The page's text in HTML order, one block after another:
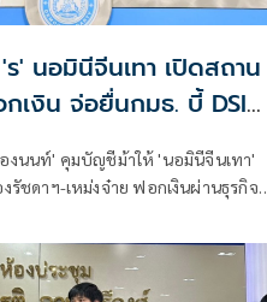
' นอมินีจีนเทา เปิดสถาน
เงิน จ่อยื่นกมธ. บี้ DSI
งนนท์' คุมบัญชีม้าให้ 'นอมินีจีนเทา'
รัชดาฯ-เหม่งจ๋าย ฟอกเงินผ่านธุรกิจ
ล้างบาง